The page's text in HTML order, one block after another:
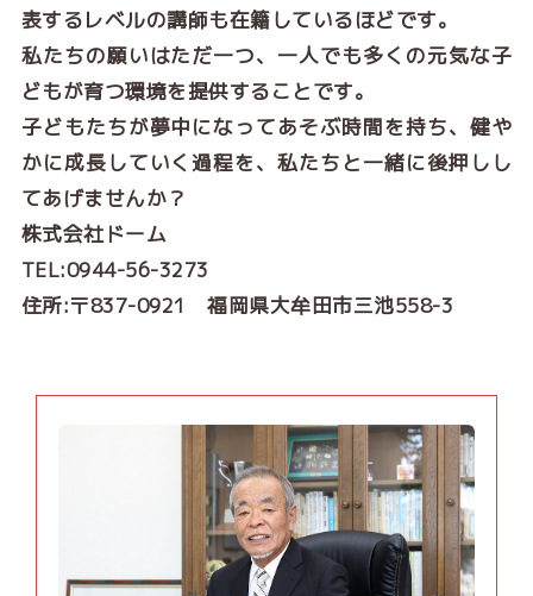
表するレベルの講師も在籍しているほどです。
私たちの願いはただ一つ、一人でも多くの元気な子
どもが育つ環境を提供することです。
子どもたちが夢中になってあそぶ時間を持ち、健や
かに成長していく過程を、私たちと一緒に後押しし
てあげませんか？
株式会社ドーム
TEL:0944-56-3273
住所:〒837-0921 福岡県大牟田市三池558-3